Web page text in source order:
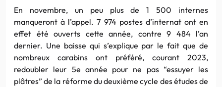
En novembre, un peu plus de 1 500 internes
manqueront à l’appel. 7 974 postes d’internat ont en
effet été ouverts cette année, contre 9 484 l’an
dernier. Une baisse qui s’explique par le fait que de
nombreux carabins ont préféré, courant 2023,
redoubler leur 5e année pour ne pas “essuyer les
plâtres” de la réforme du deuxième cycle des études de